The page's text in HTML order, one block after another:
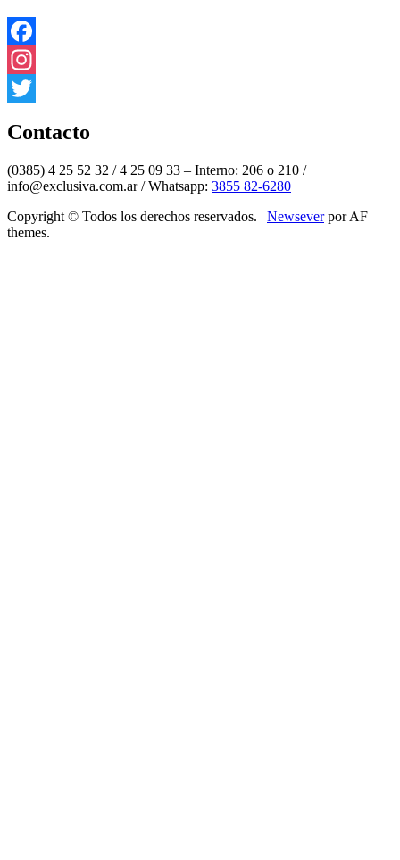
Facebook
Instagram
Contacto
(0385) 4 25 52 32 / 4 25 09 33 – Interno: 206 o 210 /
info@exclusiva.com.ar / Whatsapp: 3855 82-6280
Copyright © Todos los derechos reservados. | Newseverpor AF
themes.